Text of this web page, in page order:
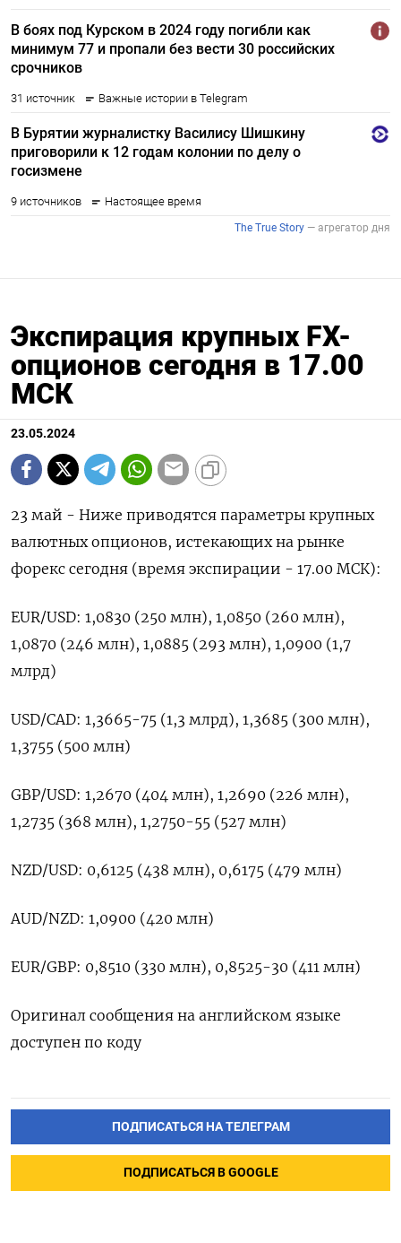
Экспирация крупных FX-
опционов сегодня в 17.00
МСК
23.05.2024
23 май - Ниже приводятся параметры крупных
валютных опционов, истекающих на рынке
форекс сегодня (время экспирации - 17.00 МСК):
EUR/USD: 1,0830 (250 млн), 1,0850 (260 млн),
1,0870 (246 млн), 1,0885 (293 млн), 1,0900 (1,7
млрд)
USD/CAD: 1,3665-75 (1,3 млрд), 1,3685 (300 млн),
1,3755 (500 млн)
GBP/USD: 1,2670 (404 млн), 1,2690 (226 млн),
1,2735 (368 млн), 1,2750-55 (527 млн)
NZD/USD: 0,6125 (438 млн), 0,6175 (479 млн)
AUD/NZD: 1,0900 (420 млн)
EUR/GBP: 0,8510 (330 млн), 0,8525-30 (411 млн)
Оригинал сообщения на английском языке
доступен по коду
ПОДПИСАТЬСЯ НА ТЕЛЕГРАМ
ПОДПИСАТЬСЯ В GOOGLE